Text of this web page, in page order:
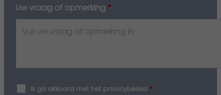
Uw vraag of opmerking*
Ik ga akkoord met het privacybeleid *